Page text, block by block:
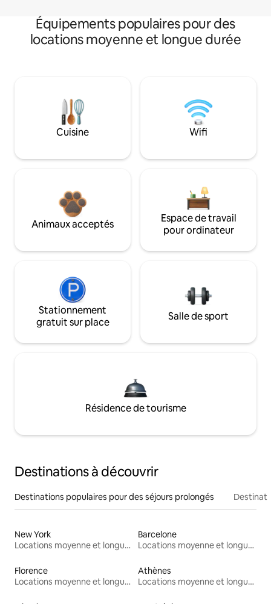
Équipements populaires pour des
locations moyenne et longue durée
Cuisine Wifi
Animaux acceptés
Espace de travail
pour ordinateur
Stationnement
gratuit sur place
Salle de sport
Résidence de tourisme
Destinations à découvrir
Destinations populaires pour des séjours prolongés
New York
Locations moyenne et longue durée
Barcelone
Locations moyenne et longue durée
Florence
Locations moyenne et longue durée
Athènes
Locations moyenne et longue durée